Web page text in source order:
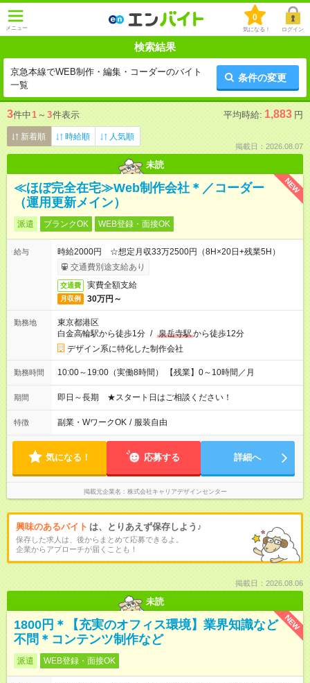
メニュー
0
気になる！ ログイン
検索結果
京急本線でWEB制作・編集・コーダーのバイト
一覧
条件の変更
3件中1 ～ 3件表示 平均時給: 1,883 円
新着順 時給順 人気順
掲載日：2026.08.07
未読
NEW
≪ほぼ完全在宅≫Web制作会社＊／コーダー
（運用更新メイン）
派遣 ブランクOK WEB登録・面接OK
給与
時給2000円 ☆想定月収33万2500円（8H×20日+残業5H）
交通費別途支給あり
交通費 実費全額支給
月収例 30万円～
勤務地
東京都港区
白金高輪駅から徒歩1分 / 泉岳寺駅から徒歩12分
デザイン系に特化した制作会社
勤務時間 10:00～19:00（実働8時間） 【残業】0～10時間／月
期間 即日～長期 ★スタート日はご相談ください！
特徴 副業・WワークOK / 服装自由
気になる！ 応募する 詳細へ
掲載元企業名 株式会社キャリアデザインセンター
興味のあるバイト は、とりあえず保存しよう♪
保存した求人は、後からまとめて応募できるよ。
企業からアプローチが届くことも！
掲載日：2026.08.06
未読
NEW
1800円＊【充実のオフィス環境】業界知識など
不問＊コンテンツ制作など
派遣 WEB登録・面接OK